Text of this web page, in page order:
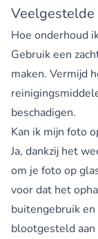
Veelgestelde
Hoe onderhoud
Gebruik een
maken. Vermijd
beschadigen.
Kan ik mijn foto
Ja, dankzij het
om je foto op
voor dat het
buitengebruik
blootgesteld